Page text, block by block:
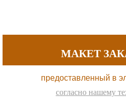
МАКЕТ
предоставленный в
согласно нашему